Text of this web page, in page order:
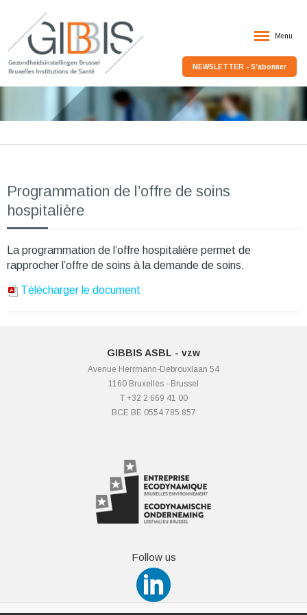
Menu
NEWSLETTER - S'abonner
Programmation de l’offre de soins
hospitalière
La programmation de l’offre hospitalière permet de
rapprocher l’offre de soins à la demande de soins.
Télécharger le document
GIBBIS ASBL - vzw
Avenue Herrmann-Debrouxlaan 54
1160 Bruxelles - Brussel
T +32 2 669 41 00
BCE BE 0554 785 857
Follow us